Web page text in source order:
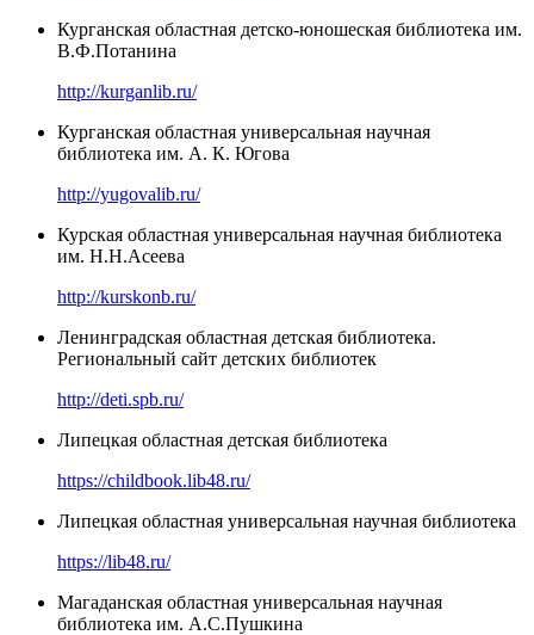
Курганская областная детско-юношеская библиотека им.
В.Ф.Потанина
http://kurganlib.ru/
Курганская областная универсальная научная
библиотека им. А. К. Югова
http://yugovalib.ru/
Курская областная универсальная научная библиотека
им. Н.Н.Асеева
http://kurskonb.ru/
Ленинградская областная детская библиотека.
Региональный сайт детских библиотек
http://deti.spb.ru/
Липецкая областная детская библиотека
https://childbook.lib48.ru/
Липецкая областная универсальная научная библиотека
https://lib48.ru/
Магаданская областная универсальная научная
библиотека им. А.С.Пушкина